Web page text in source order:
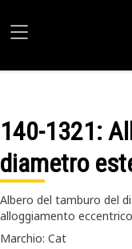
140-1321:
diametro
Albero del tamburo del
alloggiamento
Marchio: Cat